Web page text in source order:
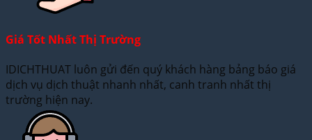
Giá Tốt Nhất Thị Trường
IDICHTHUAT luôn gửi đến quý khách hàng bảng báo giá
dịch vụ dịch thuật nhanh nhất, canh tranh nhất thị
trường hiện nay.